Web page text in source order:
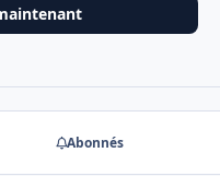
Abonnés